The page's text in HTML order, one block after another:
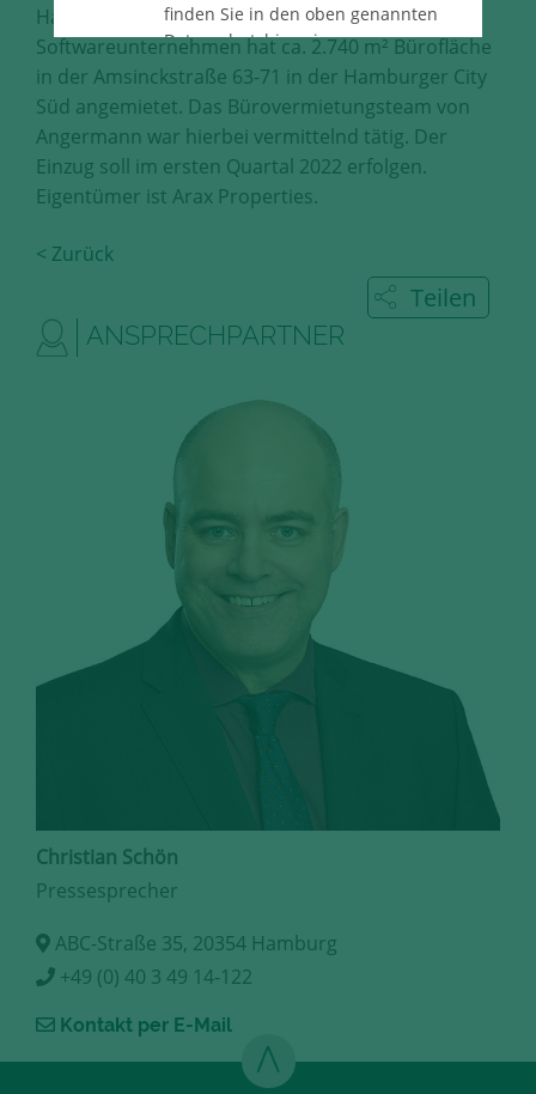
Hamburg, 27.10.2021 – Ein IT- und
Softwareunternehmen hat ca. 2.740 m² Bürofläche
in der Amsinckstraße 63-71 in der Hamburger City
Süd angemietet. Das Bürovermietungsteam von
Angermann war hierbei vermittelnd tätig. Der
Einzug soll im ersten Quartal 2022 erfolgen.
Eigentümer ist Arax Properties.
< Zurück
Teilen
ANSPRECHPARTNER
Christian Schön
Pressesprecher
ABC-Straße 35, 20354 Hamburg
+49 (0) 40 3 49 14-122
Kontakt per E-Mail
finden Sie in den oben genannten
Datenschutzhinweise.
Statistik
Diese Cookies erfassen anonyme
Statistik-Daten, wie zum Beispiel
die Anzahl der Besucher auf den
Seiten, Ihren Weg durch unseren
Aufgrund dieser Statistiken können
wir unseren Webauftritt immer
wieder für unsere Besucher
optimieren.
Speichern und schließen
Mehr über die genutzten Cookies erfahren